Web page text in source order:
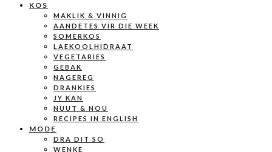
KOS
MAKLIK & VINNIG
AANDETES VIR DIE WEEK
SOMERKOS
LAEKOOLHIDRAAT
VEGETARIES
GEBAK
NAGEREG
DRANKIES
JY KAN
NUUT & NOU
RECIPES IN ENGLISH
MODE
DRA DIT SO
WENKE